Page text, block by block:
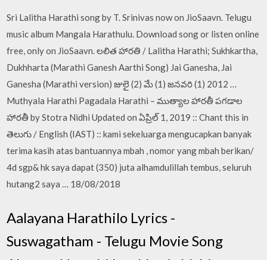
Sri Lalitha Harathi song by T. Srinivas now on JioSaavn. Telugu
music album Mangala Harathulu. Download song or listen online
free, only on JioSaavn. లలిత హారతి / Lalitha Harathi; Sukhkartha,
Dukhharta (Marathi Ganesh Aarthi Song) Jai Ganesha, Jai
Ganesha (Marathi version) జులై (2) మే (1) జనవరి (1) 2012 …
Muthyala Harathi Pagadala Harathi – ముత్యాల హారతీ పగడాల
హారతీ by Stotra Nidhi Updated on ఏప్రిల్ 1, 2019 :: Chant this in
తెలుగు / English (IAST) :: kami sekeluarga mengucapkan banyak
terima kasih atas bantuannya mbah , nomor yang mbah berikan/
4d sgp& hk saya dapat (350) juta alhamdulillah tembus, seluruh
hutang2 saya … 18/08/2018
Aalayana Harathilo Lyrics -
Suswagatham - Telugu Movie Song